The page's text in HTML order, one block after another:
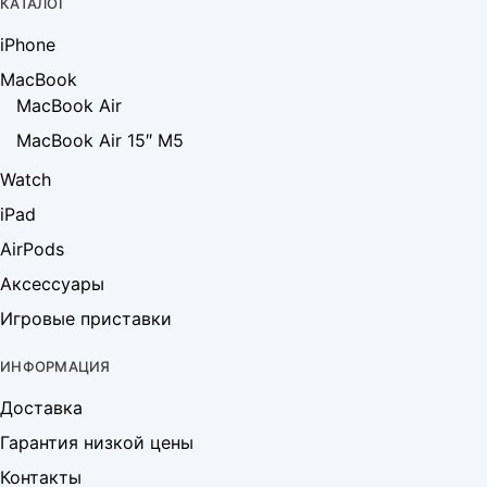
iPhone
MacBook
MacBook Air
MacBook Air 15″ M5
Watch
iPad
AirPods
Аксессуары
Игровые приставки
ИНФОРМАЦИЯ
Доставка
Гарантия низкой цены
Контакты